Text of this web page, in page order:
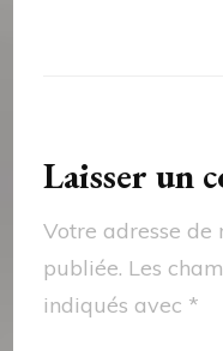
Laisser un
Votre adresse de
publiée. Les
indiqués avec *